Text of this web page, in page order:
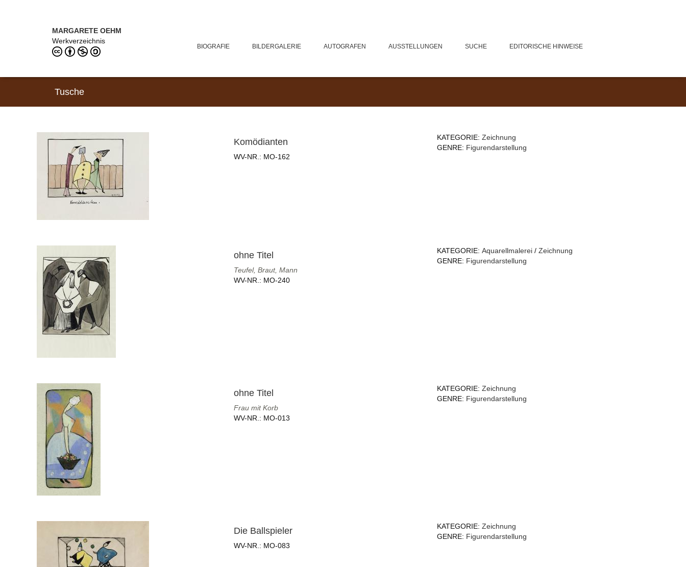
MARGARETE OEHM
Werkverzeichnis
BIOGRAFIE BILDERGALERIE AUTOGRAFEN AUSSTELLUNGEN SUCHE EDITORISCHE HINWEISE
Tusche
Komödianten
WV-NR.: MO-162
KATEGORIE: Zeichnung
GENRE: Figurendarstellung
ohne Titel
Teufel, Braut, Mann
WV-NR.: MO-240
KATEGORIE: Aquarellmalerei/ Zeichnung
GENRE: Figurendarstellung
ohne Titel
Frau mit Korb
WV-NR.: MO-013
KATEGORIE: Zeichnung
GENRE: Figurendarstellung
Die Ballspieler
WV-NR.: MO-083
KATEGORIE: Zeichnung
GENRE: Figurendarstellung